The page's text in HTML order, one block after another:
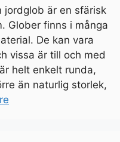
jordglob är en sfärisk
Glober finns i många
De kan vara
vissa är till och med
helt enkelt runda,
än naturlig storlek,